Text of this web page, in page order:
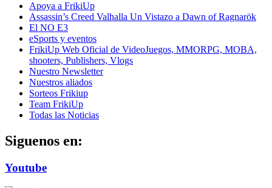
Apoya a FrikiUp
Assassin’s Creed Valhalla Un Vistazo a Dawn of Ragnarök
El NO E3
eSports y eventos
FrikiUp Web Oficial de VideoJuegos, MMORPG, MOBA,
shooters, Publishers, Vlogs
Nuestro Newsletter
Nuestros aliados
Sorteos Frikiup
Team FrikiUp
Todas las Noticias
Siguenos en:
Youtube